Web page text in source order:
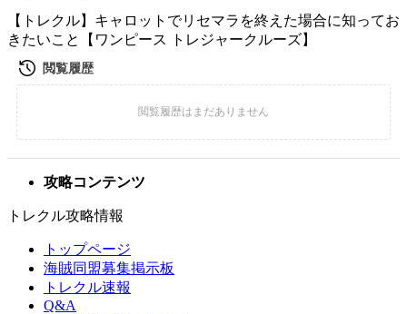
【トレクル】キャロットでリセマラを終えた場合に知ってお
きたいこと【ワンピース トレジャークルーズ】
攻略コンテンツ
トレクル攻略情報
トップページ
海賊同盟募集掲示板
トレクル速報
Q&A